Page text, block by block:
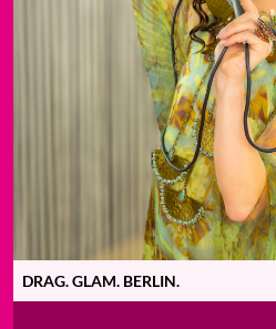
DRAG. GLAM. BERLIN.